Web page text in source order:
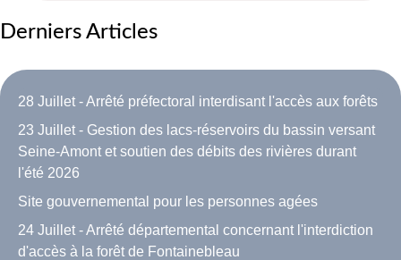
Derniers Articles
28 Juillet - Arrêté préfectoral interdisant l'accès aux forêts
23 Juillet - Gestion des lacs-réservoirs du bassin versant
Seine-Amont et soutien des débits des rivières durant
l'été 2026
Site gouvernemental pour les personnes agées
24 Juillet - Arrêté départemental concernant l'interdiction
d'accès à la forêt de Fontainebleau